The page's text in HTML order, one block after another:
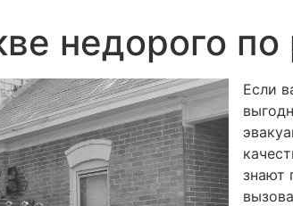
недорого
Если
знают